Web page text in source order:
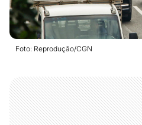
Foto: Reprodução/CGN